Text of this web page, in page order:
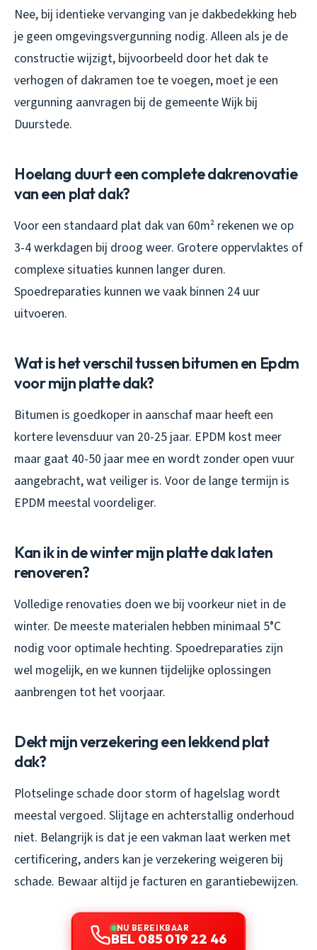
Nee, bij identieke vervanging van je dakbedekking heb
je geen omgevingsvergunning nodig. Alleen als je de
constructie wijzigt, bijvoorbeeld door het dak te
verhogen of dakramen toe te voegen, moet je een
vergunning aanvragen bij de gemeente Wijk bij
Duurstede.
Hoelang duurt een complete dakrenovatie
van een plat dak?
Voor een standaard plat dak van 60m² rekenen we op
3-4 werkdagen bij droog weer. Grotere oppervlaktes of
complexe situaties kunnen langer duren.
Spoedreparaties kunnen we vaak binnen 24 uur
uitvoeren.
Wat is het verschil tussen bitumen en Epdm
voor mijn platte dak?
Bitumen is goedkoper in aanschaf maar heeft een
kortere levensduur van 20-25 jaar. EPDM kost meer
maar gaat 40-50 jaar mee en wordt zonder open vuur
aangebracht, wat veiliger is. Voor de lange termijn is
EPDM meestal voordeliger.
Kan ik in de winter mijn platte dak laten
renoveren?
Volledige renovaties doen we bij voorkeur niet in de
winter. De meeste materialen hebben minimaal 5°C
nodig voor optimale hechting. Spoedreparaties zijn
wel mogelijk, en we kunnen tijdelijke oplossingen
aanbrengen tot het voorjaar.
Dekt mijn verzekering een lekkend plat
dak?
Plotselinge schade door storm of hagelslag wordt
meestal vergoed. Slijtage en achterstallig onderhoud
niet. Belangrijk is dat je een vakman laat werken met
certificering, anders kan je verzekering weigeren bij
schade. Bewaar altijd je facturen en garantiebewijzen.
NU BEREIKBAAR
BEL 085 019 22 46